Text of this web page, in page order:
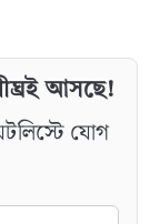
আসছে!
যোগ